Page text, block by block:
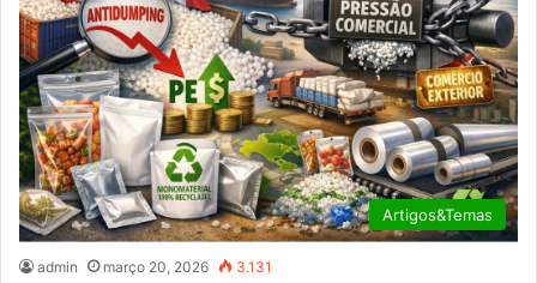
Artigos&Temas
admin março 20, 2026 3.131